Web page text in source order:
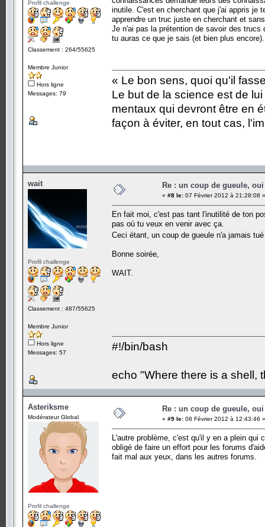
Profil challenge
Classement : 264/55625
Membre Junior
Hors ligne
Messages: 79
inutile. C'est en cherchant que j'ai appris je
apprendre un truc juste en cherchant et
Je n'ai pas la prétention de savoir des trucs
tu auras ce que je sais (et bien plus encore).
« Le bon sens, quoi qu'il
Le but de la science est de
mentaux qui devront être en
façon à éviter, en tout cas,
wait
Profil challenge
Classement : 487/55625
Membre Junior
Hors ligne
Messages: 57
Re : un coup de gueule, oui
« #8 le: 07 Février 2012 à 21:28:08 »
En fait moi, c'est pas tant l'inutilité de ton
pas où tu veux en venir avec ça.
Ceci étant, un coup de gueule n'a jamais
Bonne soirée,
WAIT.
#!/bin/bash
echo "Where there is a shell,
Asteriksme
Modérateur Global
Profil challenge
Re : un coup de gueule, oui
« #9 le: 08 Février 2012 à 12:43:46 »
L'autre problème, c'est qu'il y en a plein
obligé de faire un effort pour les forums
fait mal aux yeux, dans les autres forums.